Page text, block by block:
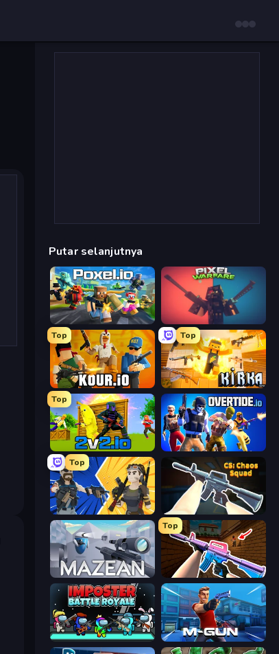
Putar selanjutnya
Poxel.io Pixel Warfare
Top
Kour.io
Top
Kirka.io
Top
2v2.io Overtide.io
Top
BuildNow GG CS: Chaos Squad
Mazean
Top
KS Z
Imposter Battle Royale Muscle Gun.IO